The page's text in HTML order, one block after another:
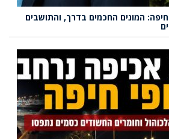
המונים החכמים בדרך, והתושבים